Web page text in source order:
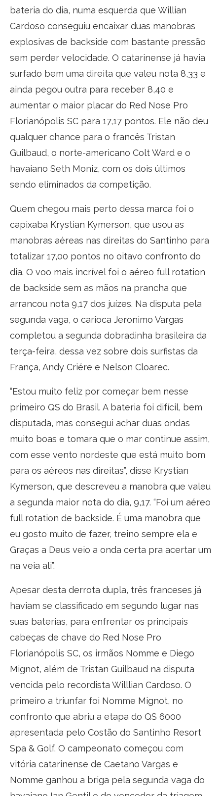
bateria do dia, numa esquerda que Willian
Cardoso conseguiu encaixar duas manobras
explosivas de backside com bastante pressão
sem perder velocidade. O catarinense já havia
surfado bem uma direita que valeu nota 8,33 e
ainda pegou outra para receber 8,40 e
aumentar o maior placar do Red Nose Pro
Florianópolis SC para 17,17 pontos. Ele não deu
qualquer chance para o francês Tristan
Guilbaud, o norte-americano Colt Ward e o
havaiano Seth Moniz, com os dois últimos
sendo eliminados da competição.
Quem chegou mais perto dessa marca foi o
capixaba Krystian Kymerson, que usou as
manobras aéreas nas direitas do Santinho para
totalizar 17,00 pontos no oitavo confronto do
dia. O voo mais incrível foi o aéreo full rotation
de backside sem as mãos na prancha que
arrancou nota 9,17 dos juízes. Na disputa pela
segunda vaga, o carioca Jeronimo Vargas
completou a segunda dobradinha brasileira da
terça-feira, dessa vez sobre dois surfistas da
França, Andy Criére e Nelson Cloarec.
“Estou muito feliz por começar bem nesse
primeiro QS do Brasil. A bateria foi difícil, bem
disputada, mas consegui achar duas ondas
muito boas e tomara que o mar continue assim,
com esse vento nordeste que está muito bom
para os aéreos nas direitas”, disse Krystian
Kymerson, que descreveu a manobra que valeu
a segunda maior nota do dia, 9,17. “Foi um aéreo
full rotation de backside. É uma manobra que
eu gosto muito de fazer, treino sempre ela e
Graças a Deus veio a onda certa pra acertar um
na veia ali”.
Apesar desta derrota dupla, três franceses já
haviam se classificado em segundo lugar nas
suas baterias, para enfrentar os principais
cabeças de chave do Red Nose Pro
Florianópolis SC, os irmãos Nomme e Diego
Mignot, além de Tristan Guilbaud na disputa
vencida pelo recordista Willlian Cardoso. O
primeiro a triunfar foi Nomme Mignot, no
confronto que abriu a etapa do QS 6000
apresentada pelo Costão do Santinho Resort
Spa & Golf. O campeonato começou com
vitória catarinense de Caetano Vargas e
Nomme ganhou a briga pela segunda vaga do